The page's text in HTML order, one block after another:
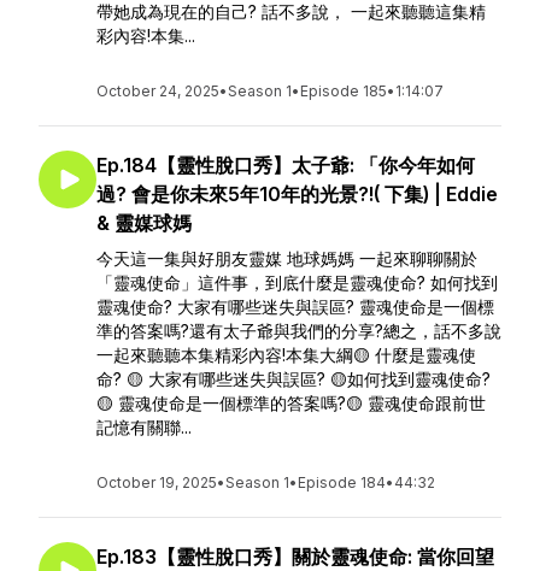
帶她成為現在的自己? 話不多說， 一起來聽聽這集精
彩內容!本集...
October 24, 2025•Season 1• Episode 185• 1:14:07
Ep.184【靈性脫口秀】太子爺: 「你今年如何
過? 會是你未來5年10年的光景?!( 下集) | Eddie
& 靈媒球媽
今天這一集與好朋友靈媒 地球媽媽 一起來聊聊關於
「靈魂使命」這件事，到底什麼是靈魂使命? 如何找到
靈魂使命? 大家有哪些迷失與誤區? 靈魂使命是一個標
準的答案嗎?還有太子爺與我們的分享?總之，話不多說
一起來聽聽本集精彩內容!本集大綱🟡 什麼是靈魂使
命? 🟡 大家有哪些迷失與誤區? 🟡如何找到靈魂使命?
🟡 靈魂使命是一個標準的答案嗎?🟡 靈魂使命跟前世
記憶有關聯...
October 19, 2025•Season 1• Episode 184• 44:32
Ep.183【靈性脫口秀】關於靈魂使命: 當你回望